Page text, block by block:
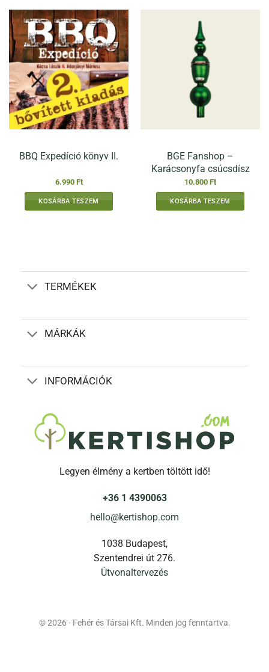
terméknek
több
variációja
van.
A
változatok
a
termékoldalon
választhatók
BBQ Expedíció könyv II.
6.990 Ft
KOSÁRBA TESZEM
BGE Fanshop –
Karácsonyfa csúcsdísz
10.800 Ft
KOSÁRBA TESZEM
TERMÉKEK
MÁRKÁK
INFORMÁCIÓK
Legyen élmény a kertben töltött idő!
+36 1 4390063
hello@kertishop.com
1038 Budapest,
Szentendrei út 276.
Útvonaltervezés
© 2026 - Fehér és Társai Kft. Minden jog fenntartva.